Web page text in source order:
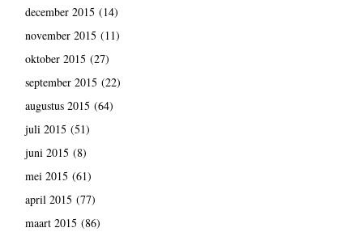
december 2015 (14)
november 2015 (11)
oktober 2015 (27)
september 2015 (22)
augustus 2015 (64)
juli 2015 (51)
juni 2015 (8)
mei 2015 (61)
april 2015 (77)
maart 2015 (86)